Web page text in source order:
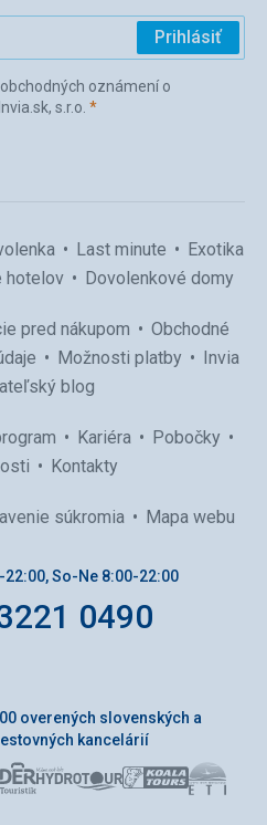
Prihlásiť
oznámení o
s.r.o. *(povinné)
Last minute
Exotika
hotelov Dovolenkové domy
pred nákupom
Obchodné
Možnosti platby
Invia
blog
Kariéra
Pobočky
Kontakty
súkromia Mapa webu
So-Ne 8:00-22:00
0490
overených slovenských a
kancelárií